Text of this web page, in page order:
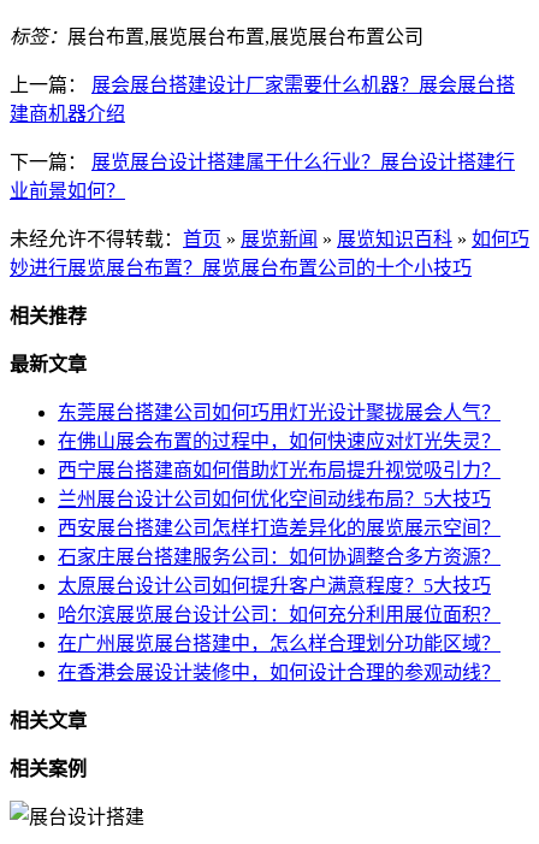
标签： 展台布置,展览展台布置,展览展台布置公司
上一篇： 展会展台搭建设计厂家需要什么机器？展会展台搭
建商机器介绍
下一篇： 展览展台设计搭建属于什么行业？展台设计搭建行
业前景如何？
未经允许不得转载： 首页 » 展览新闻 » 展览知识百科 » 如何巧
妙进行展览展台布置？展览展台布置公司的十个小技巧
相关推荐
最新文章
东莞展台搭建公司如何巧用灯光设计聚拢展会人气？
在佛山展会布置的过程中，如何快速应对灯光失灵？
西宁展台搭建商如何借助灯光布局提升视觉吸引力？
兰州展台设计公司如何优化空间动线布局？5大技巧
西安展台搭建公司怎样打造差异化的展览展示空间？
石家庄展台搭建服务公司：如何协调整合多方资源？
太原展台设计公司如何提升客户满意程度？5大技巧
哈尔滨展览展台设计公司：如何充分利用展位面积？
在广州展览展台搭建中，怎么样合理划分功能区域？
在香港会展设计装修中，如何设计合理的参观动线？
相关文章
相关案例